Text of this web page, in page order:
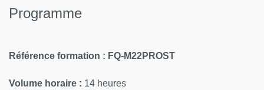
Programme
Référence formation : FQ-M22PROST
Volume horaire : 14 heures